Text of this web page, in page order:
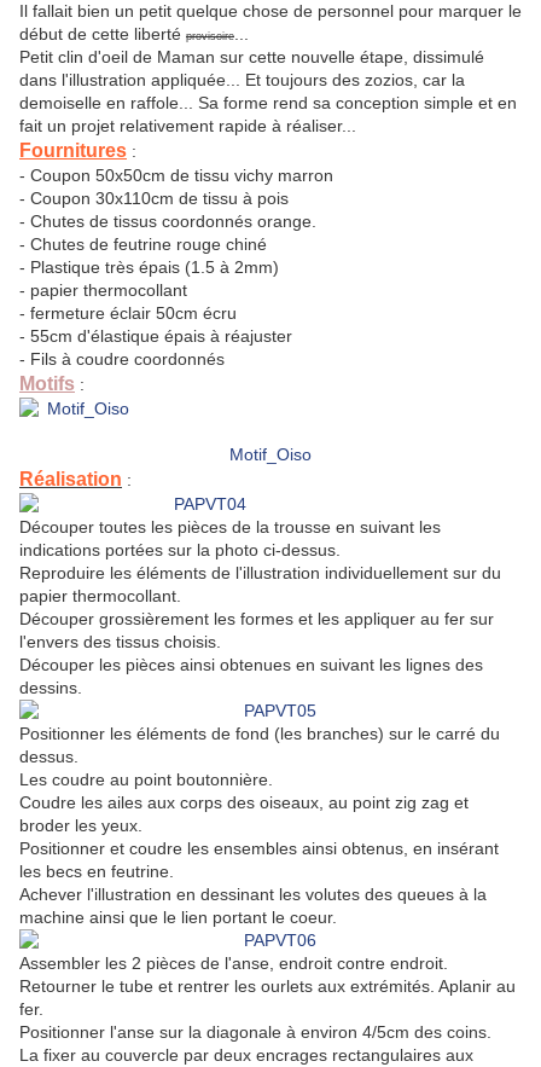
Il fallait bien un petit quelque chose de personnel pour marquer le
début de cette liberté provisoire
Petit clin d'oeil de Maman sur cette nouvelle étape, dissimulé
dans l'illustration appliquée... Et toujours des zozios, car la
demoiselle en raffole... Sa forme rend sa conception simple et en
fait un projet relativement rapide à réaliser...
Fournitures :
- Coupon 50x50cm de tissu vichy marron
- Coupon 30x110cm de tissu à pois
- Chutes de tissus coordonnés orange.
- Chutes de feutrine rouge chiné
- Plastique très épais (1.5 à 2mm)
- papier thermocollant
- fermeture éclair 50cm écru
- 55cm d'élastique épais à réajuster
- Fils à coudre coordonnés
Motifs :
Motif_Oiso
Réalisation :
Découper toutes les pièces de la trousse en suivant les
indications portées sur la photo ci-dessus.
Reproduire les éléments de l'illustration individuellement sur du
papier thermocollant.
Découper grossièrement les formes et les appliquer au fer sur
l'envers des tissus choisis.
Découper les pièces ainsi obtenues en suivant les lignes des
dessins.
Positionner les éléments de fond (les branches) sur le carré du
dessus.
Les coudre au point boutonnière.
Coudre les ailes aux corps des oiseaux, au point zig zag et
broder les yeux.
Positionner et coudre les ensembles ainsi obtenus, en insérant
les becs en feutrine.
Achever l'illustration en dessinant les volutes des queues à la
machine ainsi que le lien portant le coeur.
Assembler les 2 pièces de l'anse, endroit contre endroit.
Retourner le tube et rentrer les ourlets aux extrémités. Aplanir au
fer.
Positionner l'anse sur la diagonale à environ 4/5cm des coins.
La fixer au couvercle par deux encrages rectangulaires aux